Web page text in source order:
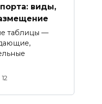
виды,
таблицы —
12